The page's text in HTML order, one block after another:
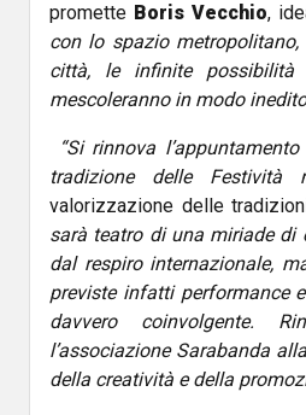
promette Boris Vecchio,
con lo spazio
città, le infinite possibilità
mescoleranno in modo
“Si rinnova
tradizione delle Festività
valorizzazione delle
sarà teatro di una miriade di
dal respiro internazionale,
previste infatti performance
davvero coinvolgente.
l’associazione Sarabanda
della creatività e della